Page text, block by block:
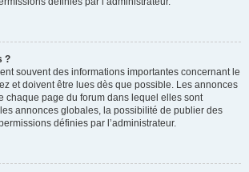
?
souvent des informations importantes concernant le
et doivent être lues dès que possible. Les annonces
chaque page du forum dans lequel elles sont
annonces globales, la possibilité de publier des
définies par l’administrateur.